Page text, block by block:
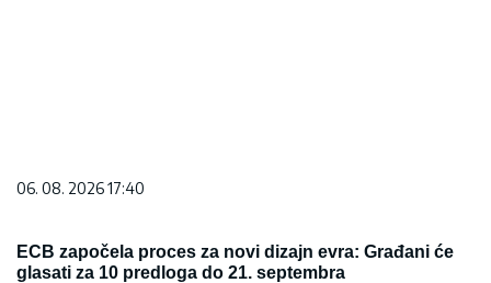
06. 08. 2026 17:40
ECB započela proces za novi dizajn evra: Građani će
glasati za 10 predloga do 21. septembra